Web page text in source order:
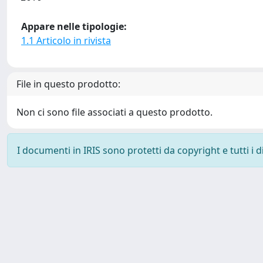
Appare nelle tipologie:
1.1 Articolo in rivista
File in questo prodotto:
Non ci sono file associati a questo prodotto.
I documenti in IRIS sono protetti da copyright e tutti i